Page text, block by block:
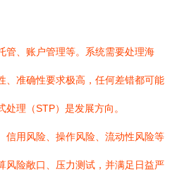
管、账户管理等。系统需要处理海
、准确性要求极高，任何差错都可能
理（STP）是发展方向。
信用风险、操作风险、流动性风险等
风险敞口、压力测试，并满足日益严